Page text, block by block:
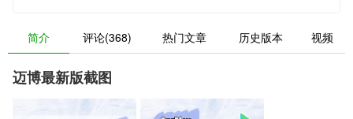
简介 评论(368) 热门文章 历史版本 视频
迈博最新版截图